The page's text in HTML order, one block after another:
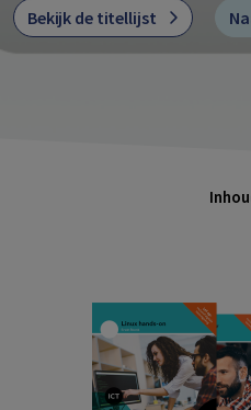
Bekijk de titellijst